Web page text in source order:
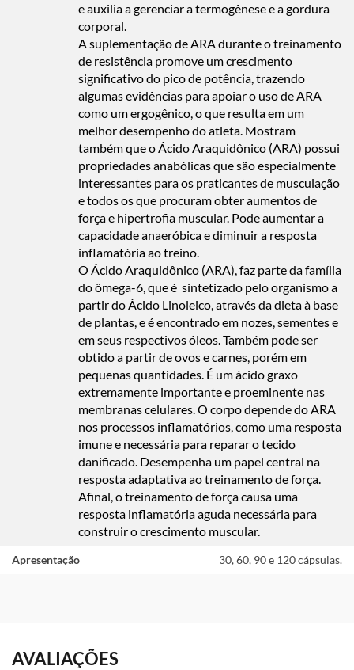
e auxilia a gerenciar a termogênese e a gordura
corporal.
A suplementação de ARA durante o treinamento
de resistência promove um crescimento
significativo do pico de potência, trazendo
algumas evidências para apoiar o uso de ARA
como um ergogênico, o que resulta em um
melhor desempenho do atleta. Mostram
também que o Ácido Araquidônico (ARA) possui
propriedades anabólicas que são especialmente
interessantes para os praticantes de musculação
e todos os que procuram obter aumentos de
força e hipertrofia muscular. Pode aumentar a
capacidade anaeróbica e diminuir a resposta
inflamatória ao treino.
O Ácido Araquidônico (ARA), faz parte da família
do ômega-6, que é sintetizado pelo organismo a
partir do Ácido Linoleico, através da dieta à base
de plantas, e é encontrado em nozes, sementes e
em seus respectivos óleos. Também pode ser
obtido a partir de ovos e carnes, porém em
pequenas quantidades. É um ácido graxo
extremamente importante e proeminente nas
membranas celulares. O corpo depende do ARA
nos processos inflamatórios, como uma resposta
imune e necessária para reparar o tecido
danificado. Desempenha um papel central na
resposta adaptativa ao treinamento de força.
Afinal, o treinamento de força causa uma
resposta inflamatória aguda necessária para
construir o crescimento muscular.
Apresentação 30, 60, 90 e 120 cápsulas.
AVALIAÇÕES